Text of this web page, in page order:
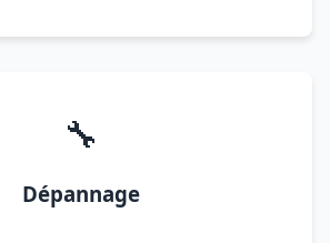
🔧
Dépannage